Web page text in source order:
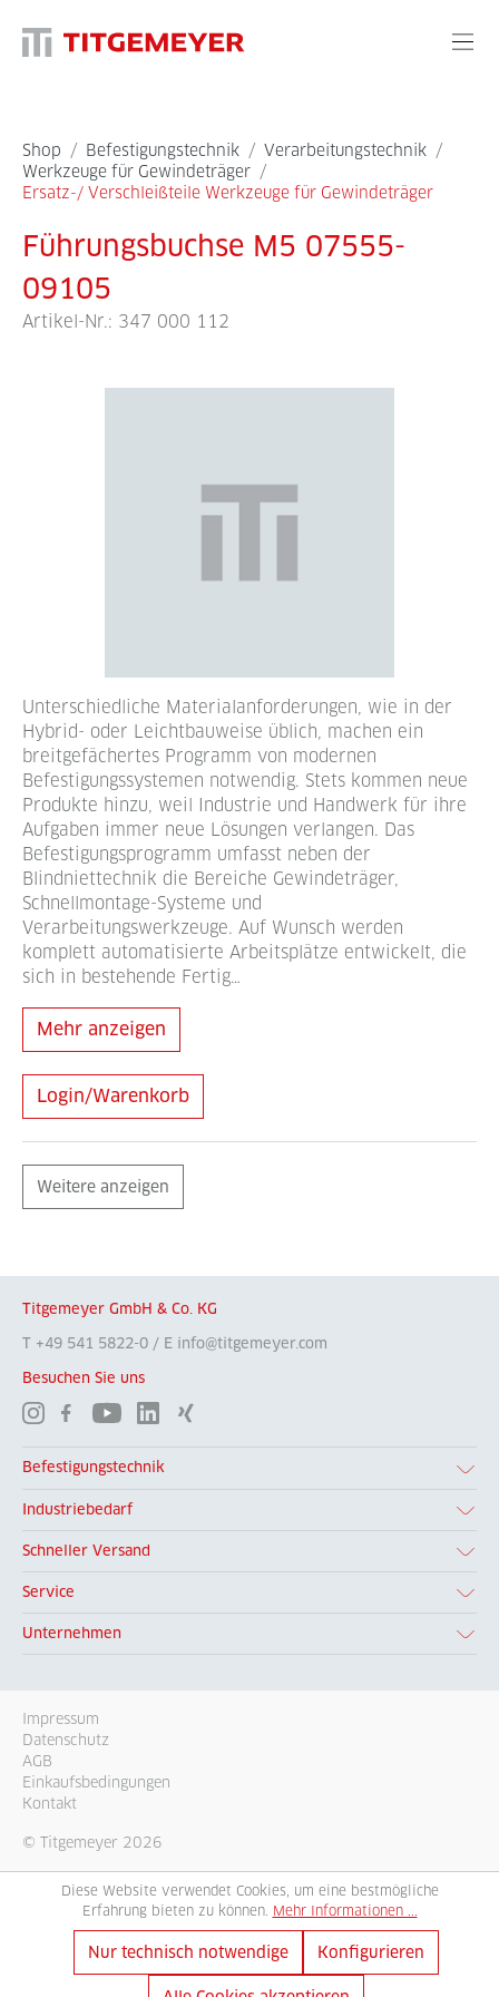
Shop / Befestigungstechnik / Verarbeitungstechnik /
Werkzeuge für Gewindeträger /
Ersatz-/ Verschleißteile Werkzeuge für Gewindeträger
Führungsbuchse M5 07555-
09105
Artikel-Nr.: 347 000 112
Unterschiedliche Materialanforderungen, wie in der
Hybrid- oder Leichtbauweise üblich, machen ein
breitgefächertes Programm von modernen
Befestigungssystemen notwendig. Stets kommen neue
Produkte hinzu, weil Industrie und Handwerk für ihre
Aufgaben immer neue Lösungen verlangen. Das
Befestigungsprogramm umfasst neben der
Blindniettechnik die Bereiche Gewindeträger,
Schnellmontage-Systeme und
Verarbeitungswerkzeuge. Auf Wunsch werden
komplett automatisierte Arbeitsplätze entwickelt, die
sich in bestehende Fertig…
Mehr anzeigen
Login/Warenkorb
Weitere anzeigen
Titgemeyer GmbH & Co. KG
T +49 541 5822-0 / E info@titgemeyer.com
Besuchen Sie uns
Befestigungstechnik
Industriebedarf
Schneller Versand
Service
Unternehmen
Impressum
Datenschutz
AGB
Einkaufsbedingungen
Kontakt
© Titgemeyer 2026
Diese Website verwendet Cookies, um eine bestmögliche
Erfahrung bieten zu können. Mehr Informationen ...
Nur technisch notwendige Konfigurieren